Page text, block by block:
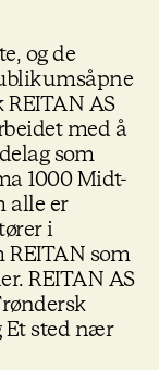
og de
AS
med å
som
1000 Midt-
alle er
i
REITAN som
REITAN AS
Et sted nær